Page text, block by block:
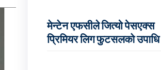
मेन्टेन एफसीले जित्यो पेसएक्स
प्रिमियर लिग फुटसलको उपाधि